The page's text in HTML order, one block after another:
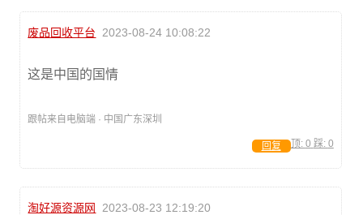
废品回收平台 2023-08-24 10:08:22
这是中国的国情
跟帖来自电脑端 · 中国广东深圳
顶: 0 踩: 0
回复
淘好源资源网 2023-08-23 12:19:20